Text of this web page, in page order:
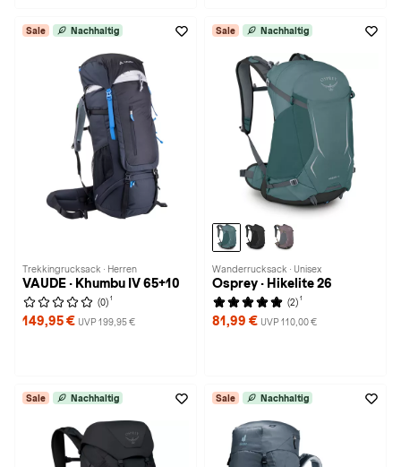
Sale Nachhaltig
Trekkingrucksack · Herren
VAUDE · Khumbu IV 65+10
(0) 1
149,95 € UVP 199,95 €
Sale Nachhaltig
Wanderrucksack · Unisex
Osprey · Hikelite 26
(2) 1
81,99 € UVP 110,00 €
Sale Nachhaltig Sale Nachhaltig